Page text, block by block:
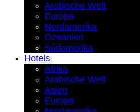
Arabische Welt
Europa
Nordamerika
Ozeanien
Südamerika
Hotels
Afrika
Arabische Welt
Asien
Europa